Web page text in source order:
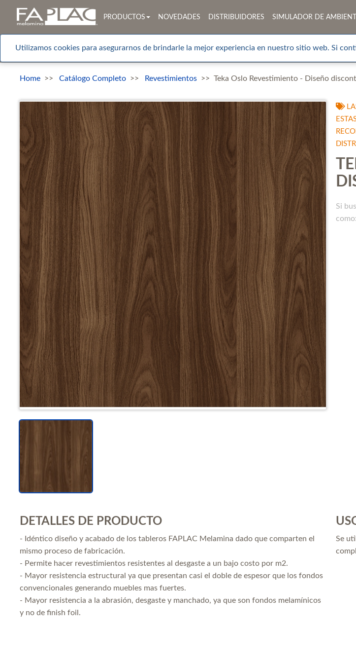
PRODUCTOS NOVEDADES DISTRIBUIDORES SIMULADOR DE
Utilizamos cookies para asegurarnos de brindarle la mejor experiencia en nuestro sitio web. Si
Home Catálogo Completo Revestimientos Teka Oslo Revestimiento - Diseño
Si
DETALLES DE PRODUCTO
- Idéntico diseño y acabado de los tableros FAPLAC Melamina dado que comparten el
mismo proceso de fabricación.
- Permite hacer revestimientos resistentes al desgaste a un bajo costo por m2.
- Mayor resistencia estructural ya que presentan casi el doble de espesor que los fondos
convencionales generando muebles mas fuertes.
- Mayor resistencia a la abrasión, desgaste y manchado, ya que son fondos melamínicos
y no de finish foil.
Se